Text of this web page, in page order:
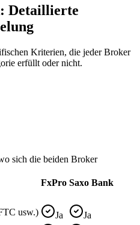
Detaillierte
Kriterien, die jeder Broker
erfüllt oder nicht.
sich die beiden Broker
FxPro Saxo Bank
usw.)
Ja
Ja